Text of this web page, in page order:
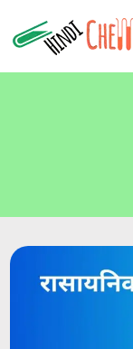
to